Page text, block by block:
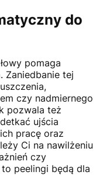
do
pomaga
Zaniedbanie tej
czy nadmiernego
pozwala też
ujścia
pracę oraz
Ci na nawilżeniu
czy
peelingi będą dla